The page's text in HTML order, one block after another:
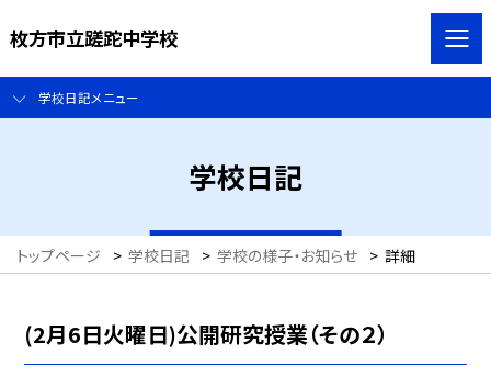
枚方市立蹉跎中学校
学校日記メニュー
学校日記
トップページ > 学校日記 > 学校の様子・お知らせ > 詳細
(2月6日火曜日)公開研究授業（その２）